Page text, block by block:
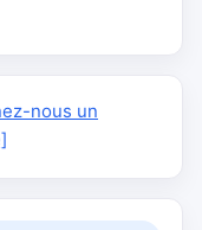
nous un